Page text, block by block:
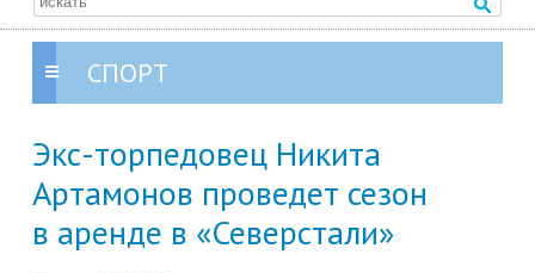
СПОРТ
Экс-торпедовец Никита
Артамонов проведет сезон
в аренде в «Северстали»